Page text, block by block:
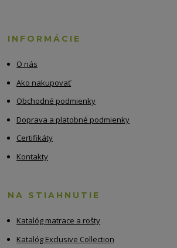
INFORMÁCIE
O nás
Ako nakupovať
Obchodné podmienky
Doprava a platobné podmienky
Certifikáty
Kontakty
NA STIAHNUTIE
Katalóg matrace a rošty
Katalóg Exclusive Collection